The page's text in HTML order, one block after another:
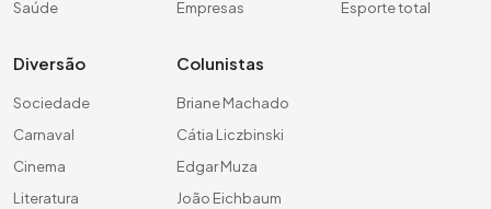
Saúde
Empresas
Esporte total
Diversão
Sociedade
Carnaval
Cinema
Literatura
Colunistas
Briane Machado
Cátia Liczbinski
Edgar Muza
João Eichbaum